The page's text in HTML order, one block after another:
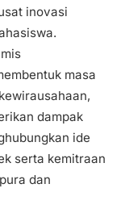
inovasi
masa
dampak
ide
serta kemitraan
dan